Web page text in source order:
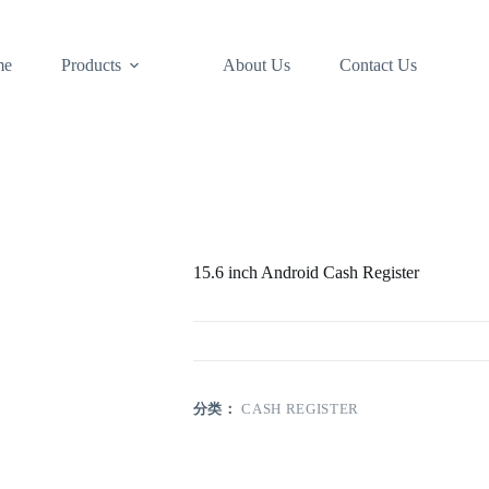
Products About Us Contact Us
15.6 inch Android Cash Register
分类：CASH REGISTER